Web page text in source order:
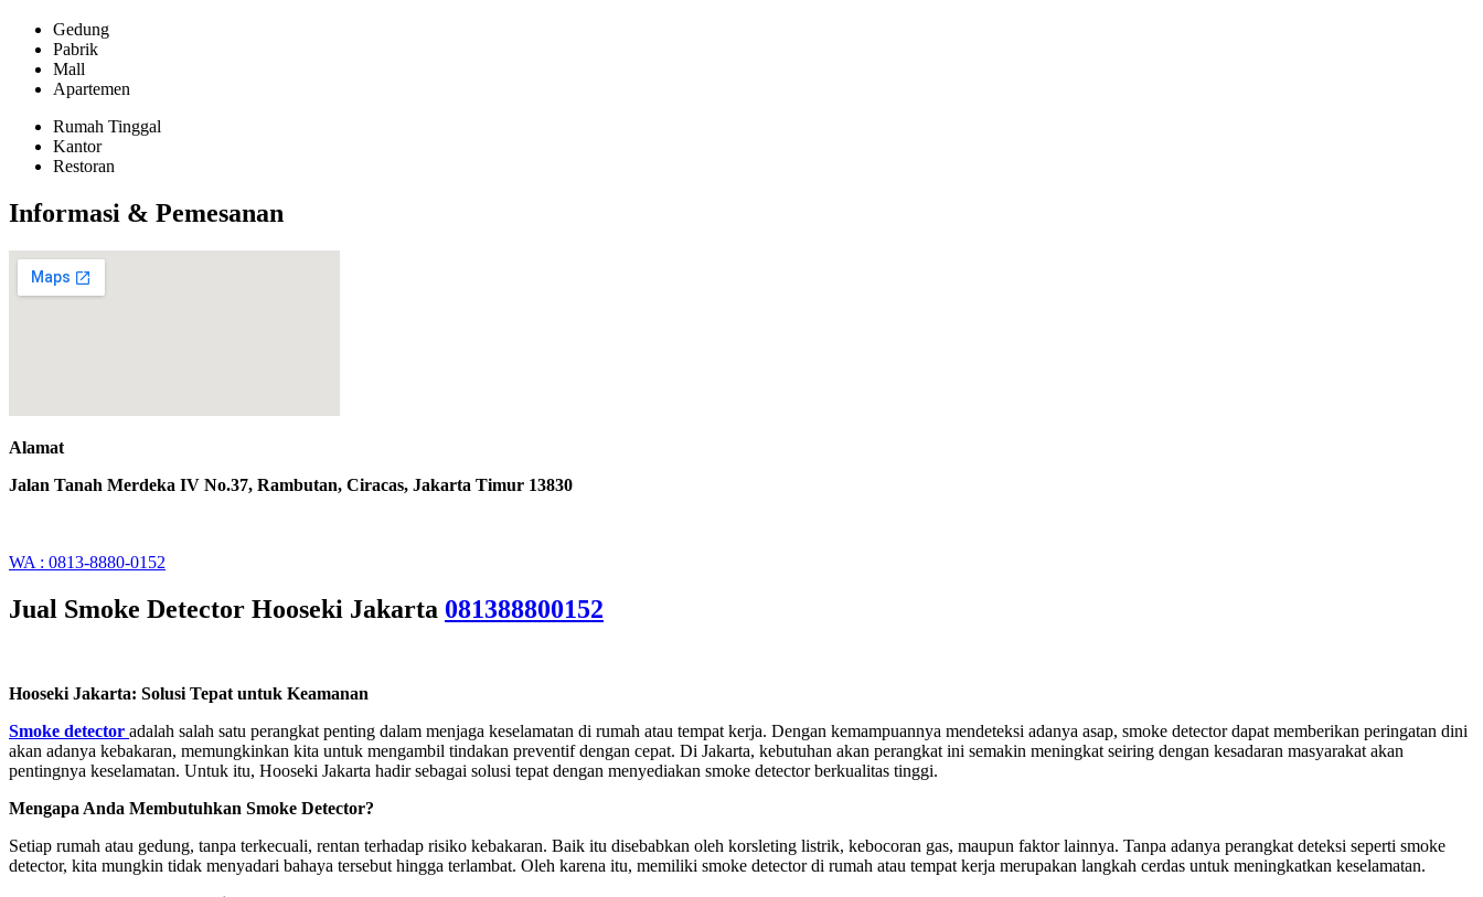
Gedung
Pabrik
Mall
Apartemen
Rumah Tinggal
Kantor
Restoran
Informasi & Pemesanan
Alamat
Jalan Tanah Merdeka IV No.37, Rambutan, Ciracas, Jakarta Timur 13830
WA : 0813-8880-0152
Jual Smoke Detector Hooseki Jakarta 081388800152
Hooseki Jakarta: Solusi Tepat untuk Keamanan
Smoke detector adalah salah satu perangkat penting dalam menjaga keselamatan di rumah atau tempat kerja. Dengan kemampuannya mendeteksi adanya asap, smoke detector dapat memberikan peringatan dini
akan adanya kebakaran, memungkinkan kita untuk mengambil tindakan preventif dengan cepat. Di Jakarta, kebutuhan akan perangkat ini semakin meningkat seiring dengan kesadaran masyarakat akan
pentingnya keselamatan. Untuk itu, Hooseki Jakarta hadir sebagai solusi tepat dengan menyediakan smoke detector berkualitas tinggi.
Mengapa Anda Membutuhkan Smoke Detector?
Setiap rumah atau gedung, tanpa terkecuali, rentan terhadap risiko kebakaran. Baik itu disebabkan oleh korsleting listrik, kebocoran gas, maupun faktor lainnya. Tanpa adanya perangkat deteksi seperti smoke
detector, kita mungkin tidak menyadari bahaya tersebut hingga terlambat. Oleh karena itu, memiliki smoke detector di rumah atau tempat kerja merupakan langkah cerdas untuk meningkatkan keselamatan.